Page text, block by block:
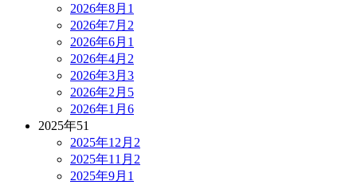
2026年8月 1
2026年7月 2
2026年6月 1
2026年4月 2
2026年3月 3
2026年2月 5
2026年1月 6
2025年51
2025年12月 2
2025年11月 2
2025年9月 1